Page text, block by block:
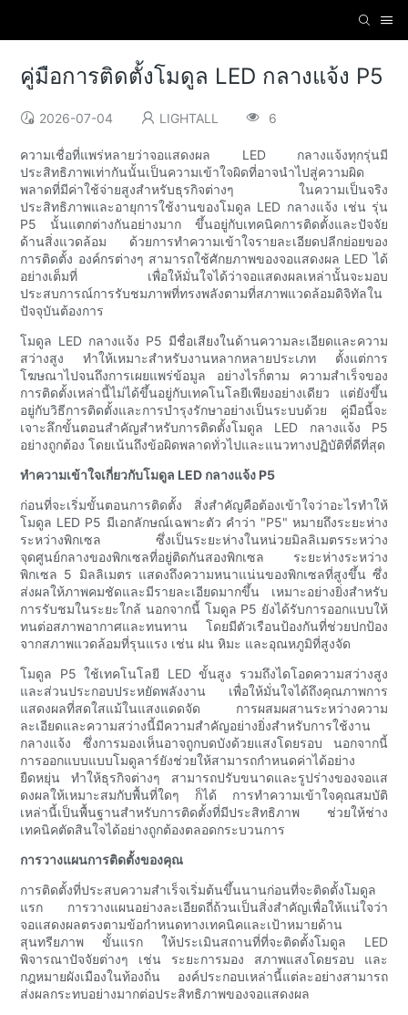
คู่มือการติดตั้งโมดูล LED กลางแจ้ง P5
2026-07-04 LIGHTALL 6
ความเชื่อที่แพร่หลายว่าจอแสดงผล LED กลางแจ้งทุกรุ่นมี
ประสิทธิภาพเท่ากันนั้นเป็นความเข้าใจผิดที่อาจนำไปสู่ความผิด
พลาดที่มีค่าใช้จ่ายสูงสำหรับธุรกิจต่างๆ ในความเป็นจริง
ประสิทธิภาพและอายุการใช้งานของโมดูล LED กลางแจ้ง เช่น รุ่น
P5 นั้นแตกต่างกันอย่างมาก ขึ้นอยู่กับเทคนิคการติดตั้งและปัจจัย
ด้านสิ่งแวดล้อม ด้วยการทำความเข้าใจรายละเอียดปลีกย่อยของ
การติดตั้ง องค์กรต่างๆ สามารถใช้ศักยภาพของจอแสดงผล LED ได้
อย่างเต็มที่ เพื่อให้มั่นใจได้ว่าจอแสดงผลเหล่านั้นจะมอบ
ประสบการณ์การรับชมภาพที่ทรงพลังตามที่สภาพแวดล้อมดิจิทัลใน
ปัจจุบันต้องการ
โมดูล LED กลางแจ้ง P5 มีชื่อเสียงในด้านความละเอียดและความ
สว่างสูง ทำให้เหมาะสำหรับงานหลากหลายประเภท ตั้งแต่การ
โฆษณาไปจนถึงการเผยแพร่ข้อมูล อย่างไรก็ตาม ความสำเร็จของ
การติดตั้งเหล่านี้ไม่ได้ขึ้นอยู่กับเทคโนโลยีเพียงอย่างเดียว แต่ยังขึ้น
อยู่กับวิธีการติดตั้งและการบำรุงรักษาอย่างเป็นระบบด้วย คู่มือนี้จะ
เจาะลึกขั้นตอนสำคัญสำหรับการติดตั้งโมดูล LED กลางแจ้ง P5
อย่างถูกต้อง โดยเน้นถึงข้อผิดพลาดทั่วไปและแนวทางปฏิบัติที่ดีที่สุด
ทำความเข้าใจเกี่ยวกับโมดูล LED กลางแจ้ง P5
ก่อนที่จะเริ่มขั้นตอนการติดตั้ง สิ่งสำคัญคือต้องเข้าใจว่าอะไรทำให้
โมดูล LED P5 มีเอกลักษณ์เฉพาะตัว คำว่า "P5" หมายถึงระยะห่าง
ระหว่างพิกเซล ซึ่งเป็นระยะห่างในหน่วยมิลลิเมตรระหว่าง
จุดศูนย์กลางของพิกเซลที่อยู่ติดกันสองพิกเซล ระยะห่างระหว่าง
พิกเซล 5 มิลลิเมตร แสดงถึงความหนาแน่นของพิกเซลที่สูงขึ้น ซึ่ง
ส่งผลให้ภาพคมชัดและมีรายละเอียดมากขึ้น เหมาะอย่างยิ่งสำหรับ
การรับชมในระยะใกล้ นอกจากนี้ โมดูล P5 ยังได้รับการออกแบบให้
ทนต่อสภาพอากาศและทนทาน โดยมีตัวเรือนป้องกันที่ช่วยปกป้อง
จากสภาพแวดล้อมที่รุนแรง เช่น ฝน หิมะ และอุณหภูมิที่สูงจัด
โมดูล P5 ใช้เทคโนโลยี LED ขั้นสูง รวมถึงไดโอดความสว่างสูง
และส่วนประกอบประหยัดพลังงาน เพื่อให้มั่นใจได้ถึงคุณภาพการ
แสดงผลที่สดใสแม้ในแสงแดดจัด การผสมผสานระหว่างความ
ละเอียดและความสว่างนี้มีความสำคัญอย่างยิ่งสำหรับการใช้งาน
กลางแจ้ง ซึ่งการมองเห็นอาจถูกบดบังด้วยแสงโดยรอบ นอกจากนี้
การออกแบบแบบโมดูลาร์ยังช่วยให้สามารถกำหนดค่าได้อย่าง
ยืดหยุ่น ทำให้ธุรกิจต่างๆ สามารถปรับขนาดและรูปร่างของจอแส
ดงผลให้เหมาะสมกับพื้นที่ใดๆ ก็ได้ การทำความเข้าใจคุณสมบัติ
เหล่านี้เป็นพื้นฐานสำหรับการติดตั้งที่มีประสิทธิภาพ ช่วยให้ช่าง
เทคนิคตัดสินใจได้อย่างถูกต้องตลอดกระบวนการ
การวางแผนการติดตั้งของคุณ
การติดตั้งที่ประสบความสำเร็จเริ่มต้นขึ้นนานก่อนที่จะติดตั้งโมดูล
แรก การวางแผนอย่างละเอียดถี่ถ้วนเป็นสิ่งสำคัญเพื่อให้แน่ใจว่า
จอแสดงผลตรงตามข้อกำหนดทางเทคนิคและเป้าหมายด้าน
สุนทรียภาพ ขั้นแรก ให้ประเมินสถานที่ที่จะติดตั้งโมดูล LED
พิจารณาปัจจัยต่างๆ เช่น ระยะการมอง สภาพแสงโดยรอบ และ
กฎหมายผังเมืองในท้องถิ่น องค์ประกอบเหล่านี้แต่ละอย่างสามารถ
ส่งผลกระทบอย่างมากต่อประสิทธิภาพของจอแสดงผล